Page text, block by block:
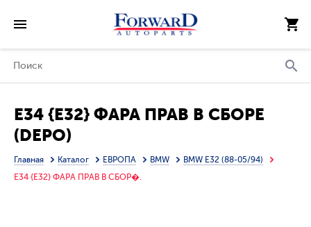
E34 {E32} ФАРА ПРАВ В СБОРЕ
(DEPO)
Главная Каталог ЕВРОПА BMW
BMW E32 (88-05/94)
E34 {E32} ФАРА ПРАВ В СБОР�.